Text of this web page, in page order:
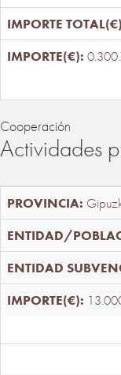
Cooperación
Actividades